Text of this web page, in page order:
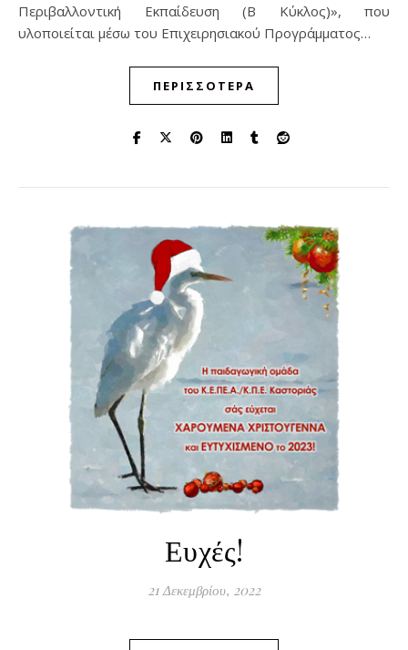
Περιβαλλοντική Εκπαίδευση (Β Κύκλος)», που
υλοποιείται μέσω του Επιχειρησιακού Προγράμματος…
ΠΕΡΙΣΣΌΤΕΡΑ
Ευχές!
21 Δεκεμβρίου, 2022